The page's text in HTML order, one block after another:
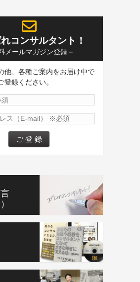
コンサルタント！
メールマガジン登録 –
他、各種ご案内をお届け中で
登録ください。
言